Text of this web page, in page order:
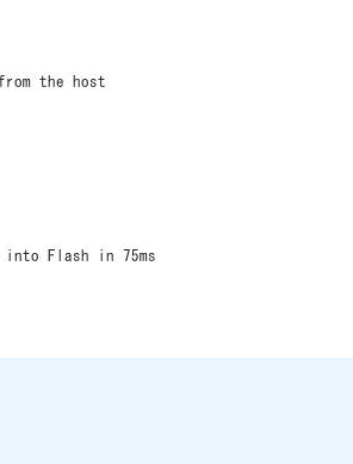
the host
Flash in 75ms